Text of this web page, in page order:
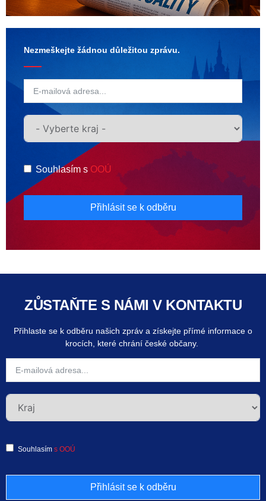
Nezmeškejte žádnou důležitou zprávu.
Souhlasím s OOÚ
Přihlásit se k odběru
ZŮSTAŇTE S NÁMI V KONTAKTU
Přihlaste se k odběru našich zpráv a získejte přímé informace o
krocích, které chrání české občany.
Souhlasím s OOÚ
Přihlásit se k odběru